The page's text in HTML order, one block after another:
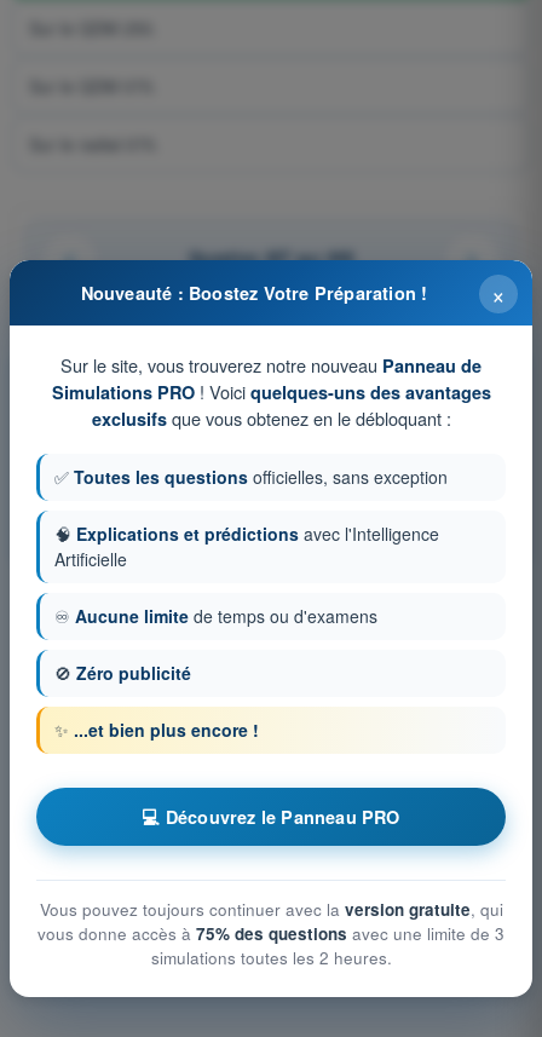
Question 427 sur 448
Tests d'entraînement et examens blancs
chronométrés PPL(A) - Licence pilote privé avion
QCM d'Entraînement PPL(A) FR - Navigation
Examen en PDF PPL(A) FR - Navigation
×
Nouveauté : Boostez Votre Préparation !
Sur le site, vous trouverez notre nouveau Panneau de
Simulations PRO! Voici quelques-uns des avantages
exclusifsque vous obtenez en le débloquant :
✅ Toutes les questions officielles, sans exception
🧠 Explications et prédictions avec l'Intelligence
Artificielle
♾️ Aucune limite de temps ou d'examens
🚫 Zéro publicité
✨ ...et bien plus encore !
💻 Découvrez le Panneau PRO
Vous pouvez toujours continuer avec la version gratuite, qui
vous donne accès à 75% des questions avec une limite de 3
simulations toutes les 2 heures.